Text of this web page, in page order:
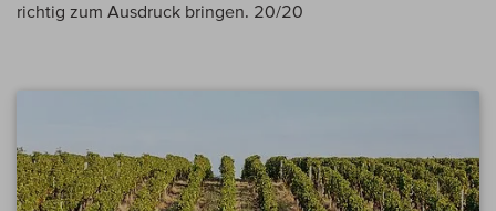
richtig zum Ausdruck bringen. 20/20